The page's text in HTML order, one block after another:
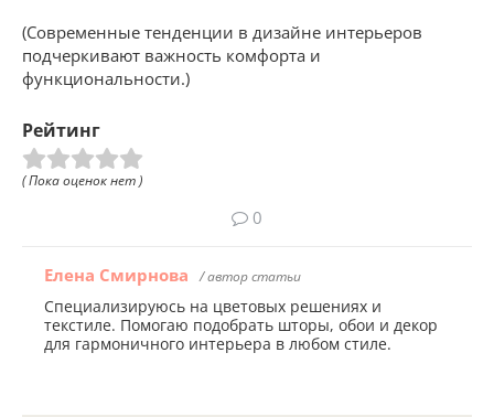
(Современные тенденции в дизайне интерьеров
подчеркивают важность комфорта и
функциональности.)
Рейтинг
( Пока оценок нет )
0
Елена Смирнова / автор статьи
Специализируюсь на цветовых решениях и
текстиле. Помогаю подобрать шторы, обои и декор
для гармоничного интерьера в любом стиле.